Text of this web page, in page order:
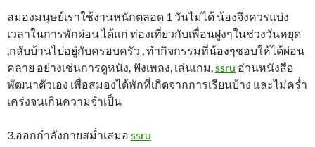
สมองมนุษย์เราใช้งานหนักตลอด 1 วันไม่ได้ น้องจึงควรแบ่ง
เวลาในการพักผ่อน ได้แก่ ท่องเที่ยวกับเพื่อนฝูงๆในช่วงวันหยุด
,กลับบ้านไปอยู่กับครอบครัว , ทำกิจกรรมที่น้องๆชอบให้ได้ผ่อน
คลาย อย่างเช่นการดูหนัง, ฟังเพลง, เล่นเกม, ssru อ่านหนังสือ
พัฒนาตัวเอง เพื่อสมองได้พักที่เกิดจากการเรียนบ้าง และไม่คร่ำ
เคร่งจนเกินความจำเป็น
3.ออกกำลังกายสม่ำเสมอ ssru